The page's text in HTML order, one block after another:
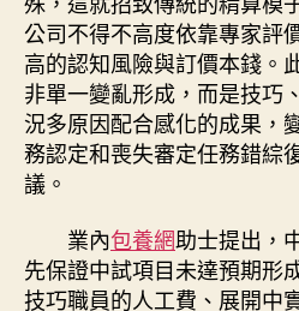
公司不得不高度依靠專家評
高的認知風險與訂價本錢。
非單一變亂形成，而是技巧
況多原因配合感化的成果，
務認定和喪失審定任務錯綜
議。
業內包養網助士提出，
先保證中試項目未達預期形
技巧職員的人工費、展開中